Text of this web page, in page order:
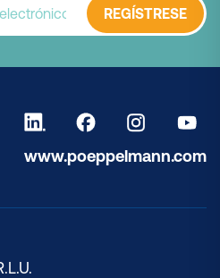
REGÍSTRESE
www.poeppelmann.com